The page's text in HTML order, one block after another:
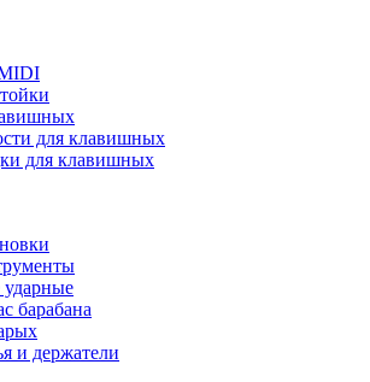
для клавишных
для клавишных
барабана
и держатели